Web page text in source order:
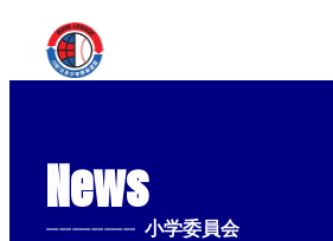
News
-------------- 小学委員会